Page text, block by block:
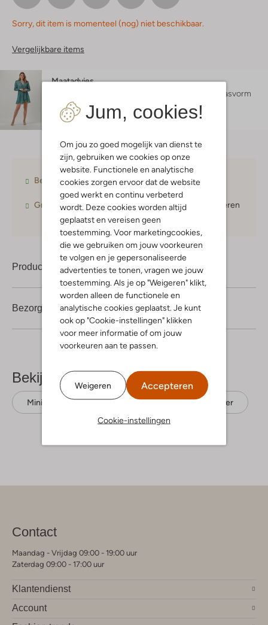
Jum, cookies!
Om jou zo goed mogelijk van dienst te
zijn, gebruiken we cookies op onze
website. Functionele en analytische
cookies zorgen ervoor dat de website
goed werkt en continu verbeterd
wordt. Deze cookies worden altijd
geplaatst en vereisen geen
toestemming. Voor marketingcookies,
die we gebruiken om jouw voorkeuren
te volgen en je gepersonaliseerde
advertenties te tonen, vragen we jouw
toestemming. Als je op "Weigeren" klikt,
worden alleen de functionele en
analytische cookies geplaatst. Je kunt
ook op "Cookie-instellingen" klikken
voor meer informatie of om jouw
voorkeuren aan te passen.
Weigeren Accepteren
Cookie-instellingen
Sorry, dit item is momenteel (nog) niet beschikbaar.
Vergelijkbare items
Maatadvies
De pasvorm
regular fit
Betaal achteraf met Klarna
Gratis verzendingvanaf € 75,- 30 dagen retourneren
Product informatie
Bezorgen & retourneren
Bekijk meer
Minikleedjes Alix The Label Polyester
Contact
Maandag - Vrijdag 09:00 - 19:00 uur
Zaterdag 09:00 - 17:00 uur
Klantendienst
Account